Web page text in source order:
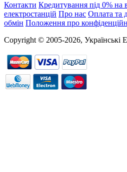
Контакти Кредитування під 0% на
електростанцій Про нас Оплата та
обмін Положення про
Copyright © 2005-2026, Українські